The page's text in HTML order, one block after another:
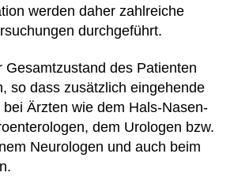
werden daher zahlreiche
durchgeführt.
Gesamtzustand des Patienten
so dass zusätzlich eingehende
Ärzten wie dem Hals-Nasen-
dem Urologen bzw.
Neurologen und auch beim